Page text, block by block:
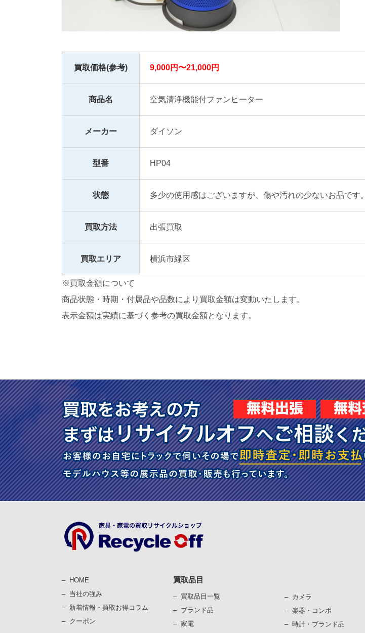
買取価格(参考) 9,000円〜21,000円
商品名 空気清浄機能付ファンヒーター
メーカー ダイソン
型番 HP04
状態 多少の使用感はございますが、傷や汚れの少ないお品です。
買取方法 出張買取
買取エリア 横浜市緑区
※買取金額について
商品状態・時期・付属品や品数により買取金額は変動いたします。
表示金額は実績に基づく参考の買取金額となります。
HOME
当社の強み
新着情報・買取お得コラム
クーポン
買取品目
買取品目一覧
ブランド品
家電
カメラ
楽器・コンポ
時計・ブランド品